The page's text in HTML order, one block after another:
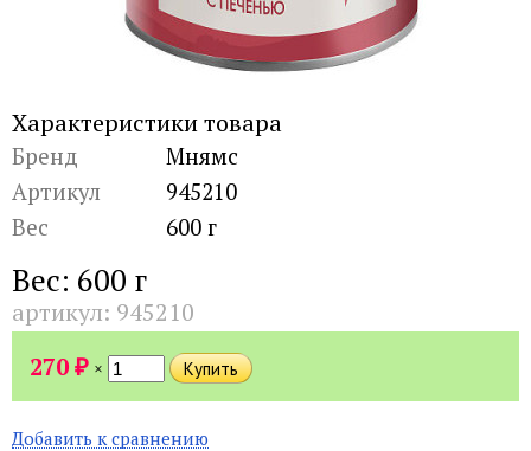
Характеристики товара
Бренд
Мнямс
Артикул
945210
Вес
600 г
Вес: 600 г
артикул: 945210
270₽ ×
Добавить к сравнению